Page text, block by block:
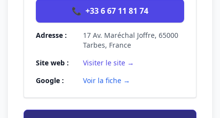
📞 +33 6 67 11 81 74
Adresse :
17 Av. Maréchal Joffre, 65000
Tarbes, France
Site web :
Visiter le site →
Google :
Voir la fiche →